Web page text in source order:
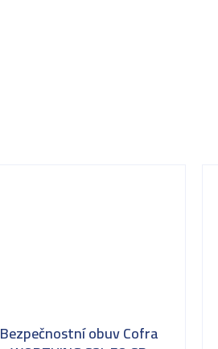
Bezpečnostní obuv Cofra